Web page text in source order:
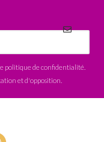
politique de confidentialité
et d'opposition.